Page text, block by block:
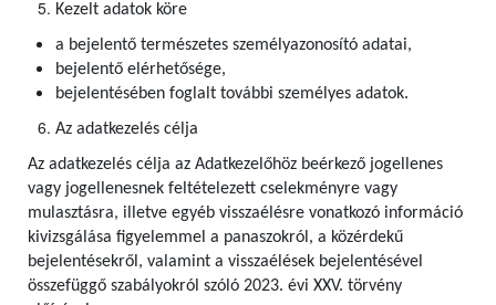
Kezelt adatok köre
a bejelentő természetes személyazonosító adatai,
bejelentő elérhetősége,
bejelentésében foglalt további személyes adatok.
Az adatkezelés célja
Az adatkezelés célja az Adatkezelőhöz beérkező jogellenes
vagy jogellenesnek feltételezett cselekményre vagy
mulasztásra, illetve egyéb visszaélésre vonatkozó információ
kivizsgálása figyelemmel a panaszokról, a közérdekű
bejelentésekről, valamint a visszaélések bejelentésével
összefüggő szabályokról szóló 2023. évi XXV. törvény